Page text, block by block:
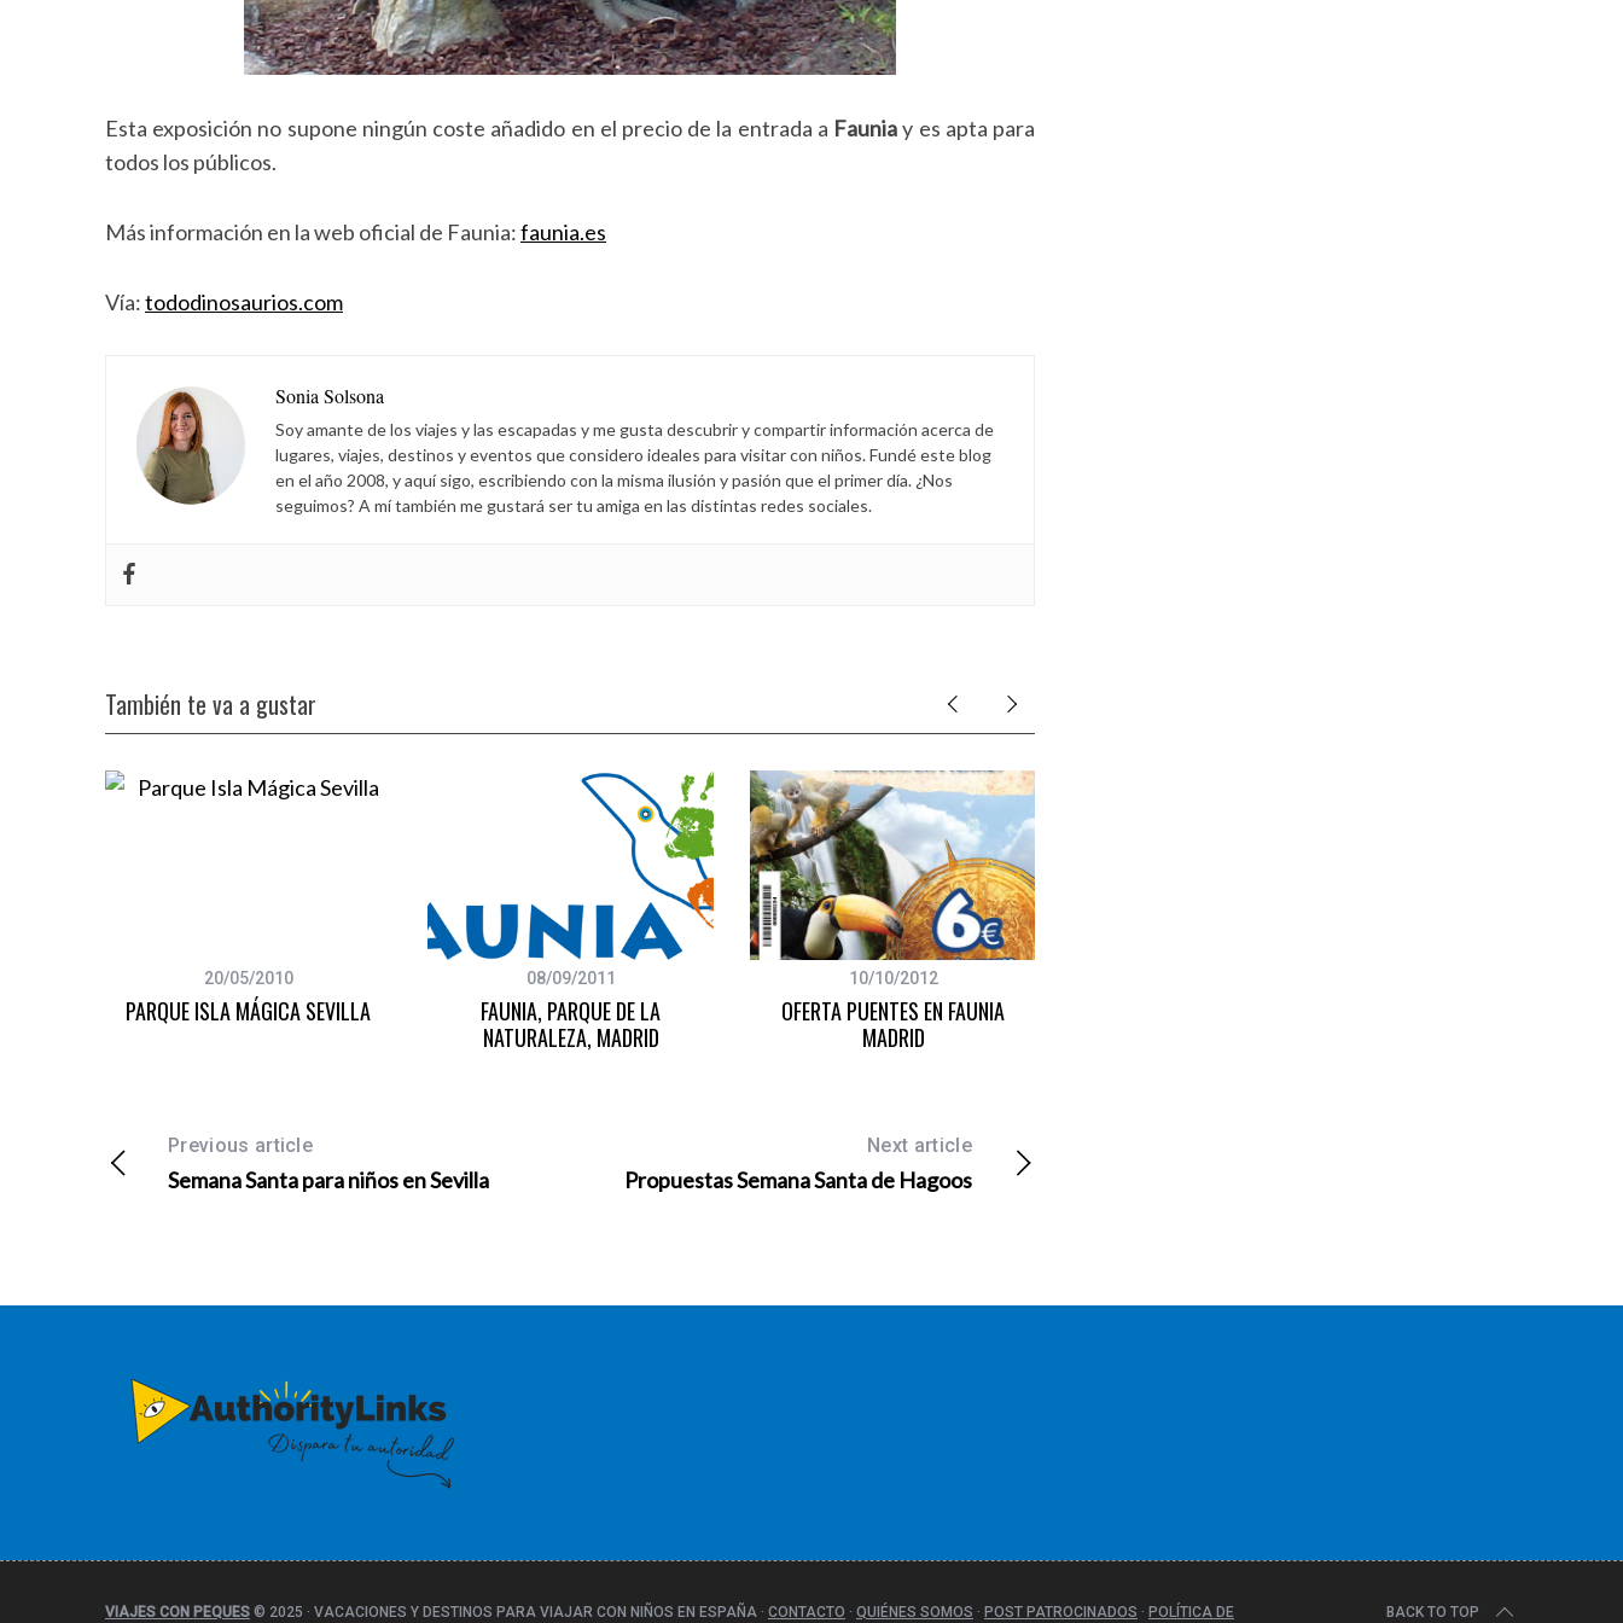
Esta exposición no supone ningún coste añadido en el precio de la entrada a Fauniay es apta para
todos los públicos.
Más información en la web oficial de Faunia:faunia.es
Vía:tododinosaurios.com
Sonia Solsona
Soy amante de los viajes y las escapadas y me gusta descubrir y compartir información acerca de
lugares, viajes, destinos y eventos que considero ideales para visitar con niños. Fundé este blog
en el año 2008, y aquí sigo, escribiendo con la misma ilusión y pasión que el primer día. ¿Nos
seguimos? A mí también me gustará ser tu amiga en las distintas redes sociales.
También te va a gustar
20/05/2010
PARQUE ISLA MÁGICA SEVILLA
08/09/2011
FAUNIA, PARQUE DE LA
NATURALEZA, MADRID
10/10/2012
OFERTA PUENTES EN FAUNIA
MADRID
Previous article
Semana Santa para niños en Sevilla
Next article
Propuestas Semana Santa de Hagoos
VIAJES CON PEQUES © 2025 · VACACIONES Y DESTINOS PARA VIAJAR CON NIÑOS EN ESPAÑA · CONTACTO · QUIÉNES SOMOS · POST PATROCINADOS · POLÍTICA DE BACK TO TOP